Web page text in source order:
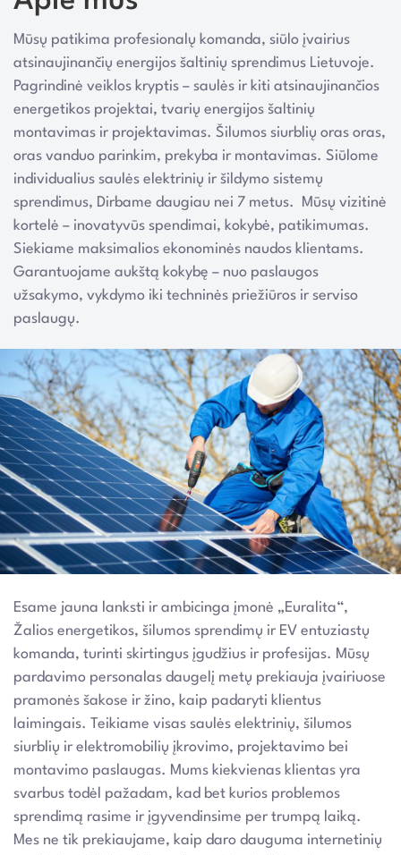
Mūsų patikima profesionalų komanda, siūlo įvairius
atsinaujinančių energijos šaltinių sprendimus Lietuvoje.
Pagrindinė veiklos kryptis – saulės ir kiti atsinaujinančios
energetikos projektai, tvarių energijos šaltinių
montavimas ir projektavimas. Šilumos siurblių oras oras,
oras vanduo parinkim, prekyba ir montavimas. Siūlome
individualius saulės elektrinių ir šildymo sistemų
sprendimus, Dirbame daugiau nei 7 metus. Mūsų vizitinė
kortelė – inovatyvūs spendimai, kokybė, patikimumas.
Siekiame maksimalios ekonominės naudos klientams.
Garantuojame aukštą kokybę – nuo paslaugos
užsakymo, vykdymo iki techninės priežiūros ir serviso
paslaugų.
Esame jauna lanksti ir ambicinga įmonė „Euralita“,
Žalios energetikos, šilumos sprendimų ir EV entuziastų
komanda, turinti skirtingus įgudžius ir profesijas. Mūsų
pardavimo personalas daugelį metų prekiauja įvairiuose
pramonės šakose ir žino, kaip padaryti klientus
laimingais. Teikiame visas saulės elektrinių, šilumos
siurblių ir elektromobilių įkrovimo, projektavimo bei
montavimo paslaugas. Mums kiekvienas klientas yra
svarbus todėl pažadam, kad bet kurios problemos
sprendimą rasime ir įgyvendinsime per trumpą laiką.
Mes ne tik prekiaujame, kaip daro dauguma internetinių